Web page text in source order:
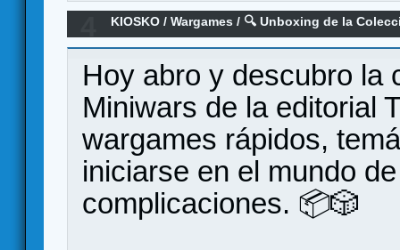
KIOSKO /Wargames / 🔍 Unboxing de la
Hoy abro y descubro la
Miniwars de la editorial
wargames rápidos,
iniciarse en el mundo
complicaciones. 📦🎲